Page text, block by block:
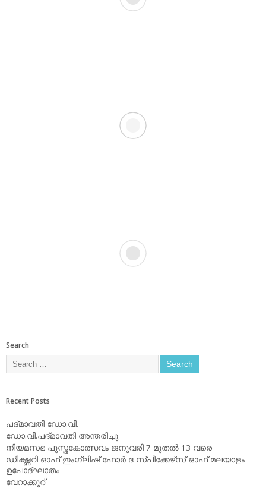
Search
Recent Posts
പദ്മാവതി ഡോ.വി.
ഡോ.വി.പദ്മാവതി അന്തരിച്ചു
നിയമസഭ പുസ്തകോത്സവം ജനുവരി 7 മുതല്‍ 13 വരെ
ഡിക്ഷ്ണറി ഓഫ് ഇംഗ്ലിഷ് ഫോര്‍ ദ സ്പീക്കേഴ്‌സ് ഓഫ് മലയാളം
ഉപോദ്ഘാതം
വേറാക്കൂറ്